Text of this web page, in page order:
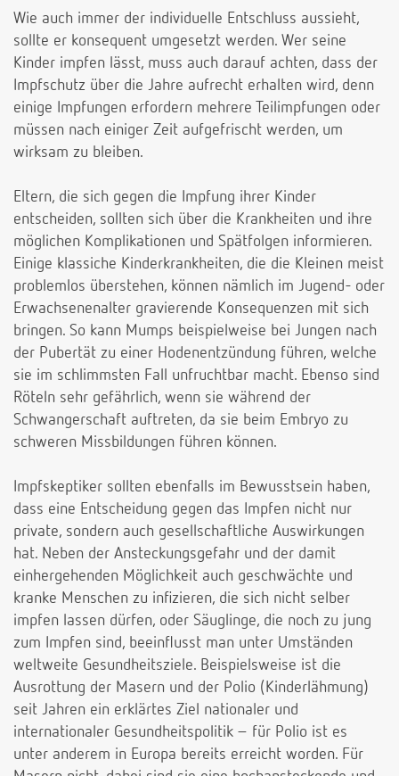
Wie auch immer der individuelle Entschluss aussieht,
sollte er konsequent umgesetzt werden. Wer seine
Kinder impfen lässt, muss auch darauf achten, dass der
Impfschutz über die Jahre aufrecht erhalten wird, denn
einige Impfungen erfordern mehrere Teilimpfungen oder
müssen nach einiger Zeit aufgefrischt werden, um
wirksam zu bleiben.
Eltern, die sich gegen die Impfung ihrer Kinder
entscheiden, sollten sich über die Krankheiten und ihre
möglichen Komplikationen und Spätfolgen informieren.
Einige klassiche Kinderkrankheiten, die die Kleinen meist
problemlos überstehen, können nämlich im Jugend- oder
Erwachsenenalter gravierende Konsequenzen mit sich
bringen. So kann Mumps beispielweise bei Jungen nach
der Pubertät zu einer Hodenentzündung führen, welche
sie im schlimmsten Fall unfruchtbar macht. Ebenso sind
Röteln sehr gefährlich, wenn sie während der
Schwangerschaft auftreten, da sie beim Embryo zu
schweren Missbildungen führen können.
Impfskeptiker sollten ebenfalls im Bewusstsein haben,
dass eine Entscheidung gegen das Impfen nicht nur
private, sondern auch gesellschaftliche Auswirkungen
hat. Neben der Ansteckungsgefahr und der damit
einhergehenden Möglichkeit auch geschwächte und
kranke Menschen zu infizieren, die sich nicht selber
impfen lassen dürfen, oder Säuglinge, die noch zu jung
zum Impfen sind, beeinflusst man unter Umständen
weltweite Gesundheitsziele. Beispielsweise ist die
Ausrottung der Masern und der Polio (Kinderlähmung)
seit Jahren ein erklärtes Ziel nationaler und
internationaler Gesundheitspolitik – für Polio ist es
unter anderem in Europa bereits erreicht worden. Für